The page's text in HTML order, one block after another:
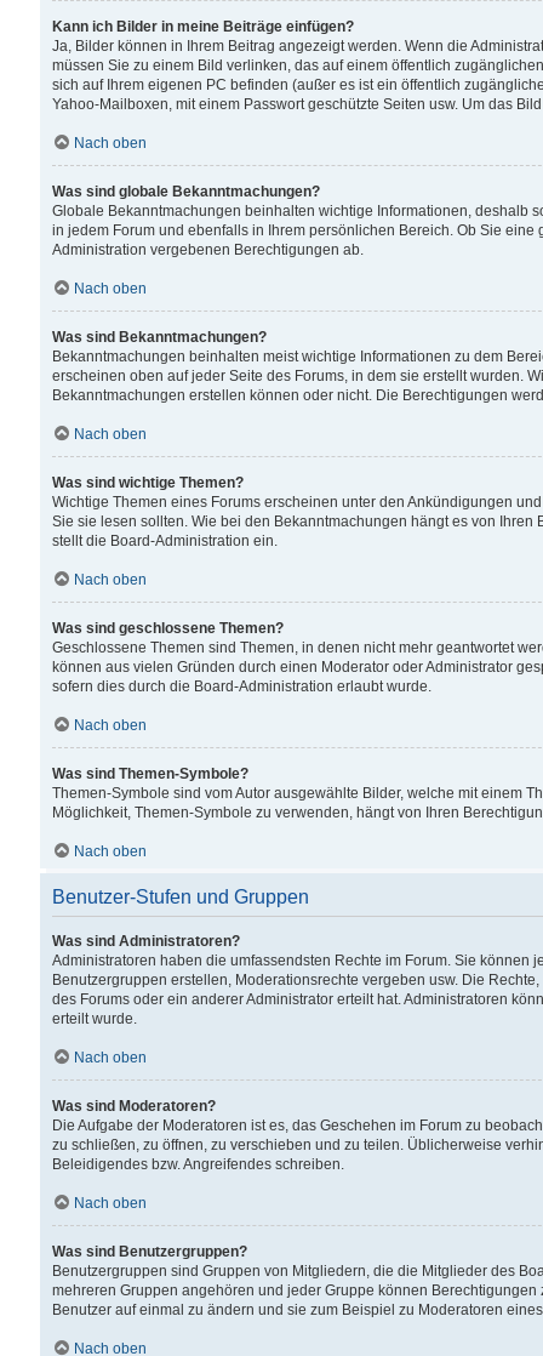
Kann ich Bilder in meine Beiträge einfügen?
Ja, Bilder können in Ihrem Beitrag angezeigt werden. Wenn die
müssen Sie zu einem Bild verlinken, das auf einem öffentlich
sich auf Ihrem eigenen PC befinden (außer es ist ein öffentlich
Yahoo-Mailboxen, mit einem Passwort geschützte Seiten usw. Um das
Nach oben
Was sind globale Bekanntmachungen?
Globale Bekanntmachungen beinhalten wichtige Informationen, deshalb
in jedem Forum und ebenfalls in Ihrem persönlichen Bereich. Ob Sie
Administration vergebenen Berechtigungen ab.
Nach oben
Was sind Bekanntmachungen?
Bekanntmachungen beinhalten meist wichtige Informationen zu dem
erscheinen oben auf jeder Seite des Forums, in dem sie erstellt wurden.
Bekanntmachungen erstellen können oder nicht. Die Berechtigungen
Nach oben
Was sind wichtige Themen?
Wichtige Themen eines Forums erscheinen unter den Ankündigungen
Sie sie lesen sollten. Wie bei den Bekanntmachungen hängt es von
stellt die Board-Administration ein.
Nach oben
Was sind geschlossene Themen?
Geschlossene Themen sind Themen, in denen nicht mehr geantwortet
können aus vielen Gründen durch einen Moderator oder Administrator
sofern dies durch die Board-Administration erlaubt wurde.
Nach oben
Was sind Themen-Symbole?
Themen-Symbole sind vom Autor ausgewählte Bilder, welche mit einem
Möglichkeit, Themen-Symbole zu verwenden, hängt von Ihren
Nach oben
Benutzer-Stufen und Gruppen
Was sind Administratoren?
Administratoren haben die umfassendsten Rechte im Forum. Sie können
Benutzergruppen erstellen, Moderationsrechte vergeben usw. Die
des Forums oder ein anderer Administrator erteilt hat. Administratoren
erteilt wurde.
Nach oben
Was sind Moderatoren?
Die Aufgabe der Moderatoren ist es, das Geschehen im Forum zu
zu schließen, zu öffnen, zu verschieben und zu teilen. Üblicherweise
Beleidigendes bzw. Angreifendes schreiben.
Nach oben
Was sind Benutzergruppen?
Benutzergruppen sind Gruppen von Mitgliedern, die die Mitglieder des
mehreren Gruppen angehören und jeder Gruppe können
Benutzer auf einmal zu ändern und sie zum Beispiel zu Moderatoren
Nach oben